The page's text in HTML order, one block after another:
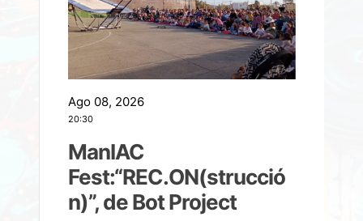
Ago 08, 2026
20:30
ManIAC
Fest:“REC.ON(strucció
n)”, de Bot Project